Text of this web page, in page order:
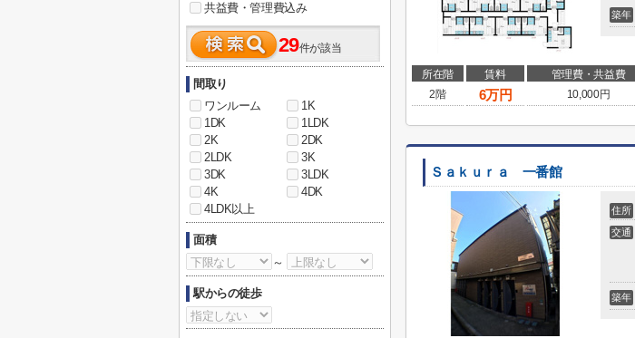
築年
所在階 賃料 管理費・共益費
2階
6万円 10,000円
Ｓａｋｕｒａ 一番館
住所
交通
築年
共益費・管理費込み
29件が該当
間取り
ワンルーム
1K
1DK
1LDK
2K
2DK
2LDK
3K
3DK
3LDK
4K
4DK
4LDK以上
面積
～
駅からの徒歩